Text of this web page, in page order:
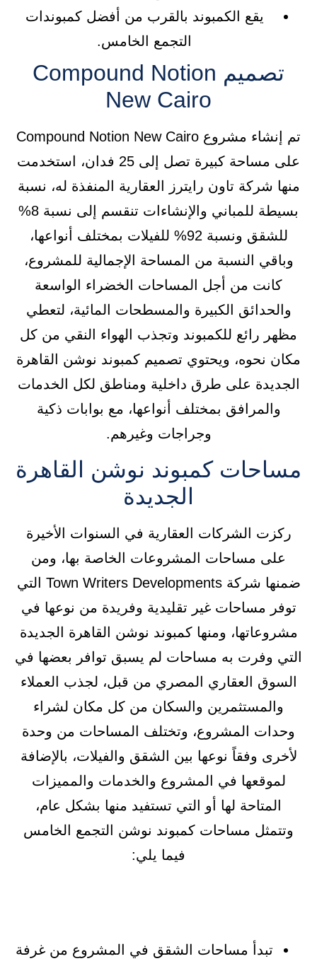
يقع الكمبوند بالقرب من أفضل كمبوندات
التجمع الخامس.
تصميم Compound Notion
New Cairo
تم إنشاء مشروع Compound Notion New Cairo
على مساحة كبيرة تصل إلى 25 فدان، استخدمت
منها شركة تاون رايترز العقارية المنفذة له، نسبة
بسيطة للمباني والإنشاءات تنقسم إلى نسبة 8%
للشقق ونسبة 92% للفيلات بمختلف أنواعها،
وباقي النسبة من المساحة الإجمالية للمشروع،
كانت من أجل المساحات الخضراء الواسعة
والحدائق الكبيرة والمسطحات المائية، لتعطي
مظهر رائع للكمبوند وتجذب الهواء النقي من كل
مكان نحوه، ويحتوي تصميم كمبوند نوشن القاهرة
الجديدة على طرق داخلية ومناطق لكل الخدمات
والمرافق بمختلف أنواعها، مع بوابات ذكية
وجراجات وغيرهم.
مساحات كمبوند نوشن القاهرة
الجديدة
ركزت الشركات العقارية في السنوات الأخيرة
على مساحات المشروعات الخاصة بها، ومن
ضمنها شركة Town Writers Developments التي
توفر مساحات غير تقليدية وفريدة من نوعها في
مشروعاتها، ومنها كمبوند نوشن القاهرة الجديدة
التي وفرت به مساحات لم يسبق توافر بعضها في
السوق العقاري المصري من قبل، لجذب العملاء
والمستثمرين والسكان من كل مكان لشراء
وحدات المشروع، وتختلف المساحات من وحدة
لأخرى وفقاً نوعها بين الشقق والفيلات، بالإضافة
لموقعها في المشروع والخدمات والمميزات
المتاحة لها أو التي تستفيد منها بشكل عام،
وتتمثل مساحات كمبوند نوشن التجمع الخامس
فيما يلي:
تبدأ مساحات الشقق في المشروع من غرفة